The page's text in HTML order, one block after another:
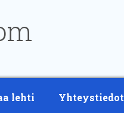
lehti Yhteystiedot